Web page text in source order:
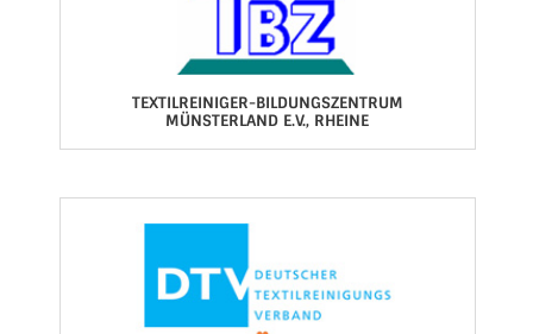
TEXTILREINIGER-BILDUNGSZENTRUM
MÜNSTERLAND E.V., RHEINE